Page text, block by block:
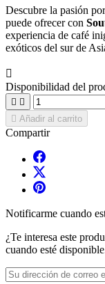
Descubre la pasión
puede ofrecer con
experiencia de café
exóticos del sur de

Disponibilidad del
 
 Añadir al carrito
Compartir
Notificarme cuando
¿Te interesa este
cuando esté